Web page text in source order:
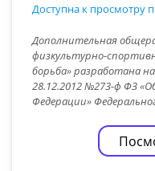
Доступна к просмотру
Дополнительная
физкультурно-
борьба» разработана
28.12.2012 №273-ф ФЗ
Федерации»